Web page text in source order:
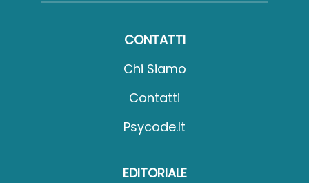
CONTATTI
Chi Siamo
Contatti
Psycode.it
EDITORIALE